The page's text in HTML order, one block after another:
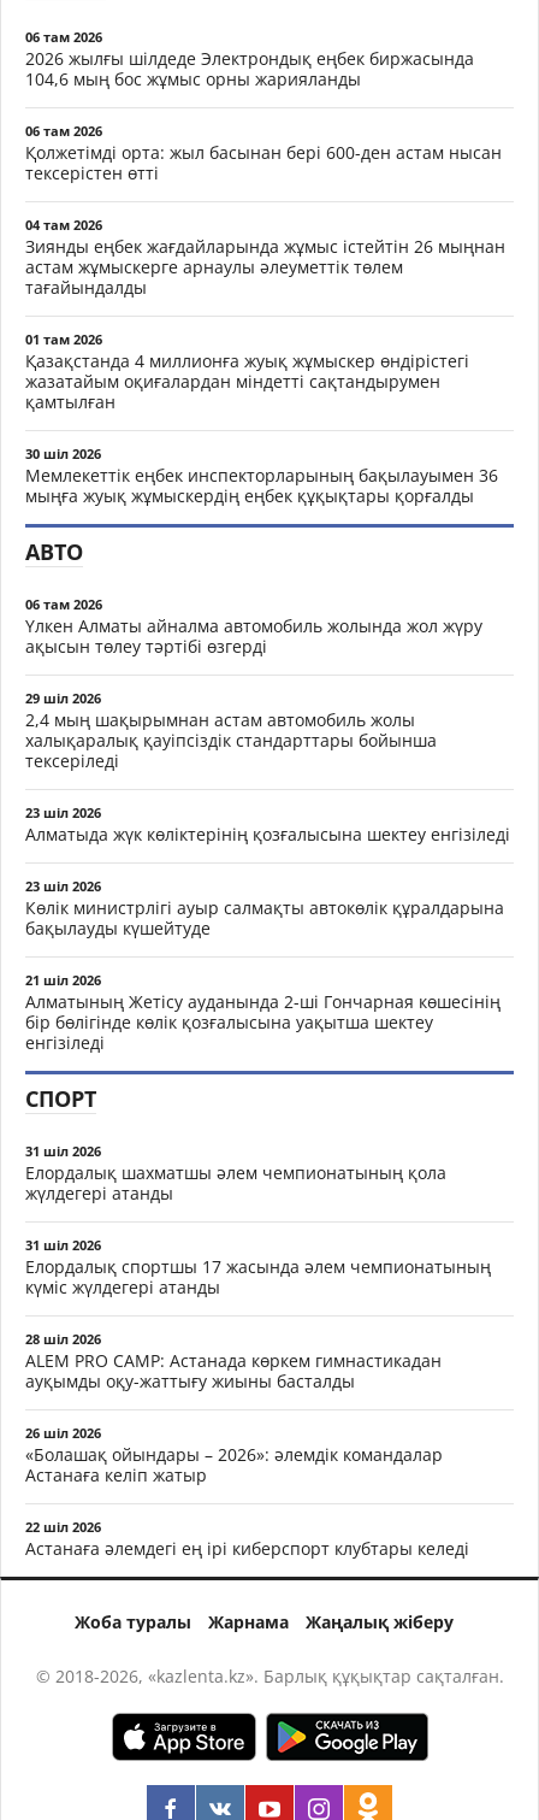
06 там 2026
2026 жылғы шілдеде Электрондық еңбек биржасында
104,6 мың бос жұмыс орны жарияланды
06 там 2026
Қолжетімді орта: жыл басынан бері 600-ден астам нысан
тексерістен өтті
04 там 2026
Зиянды еңбек жағдайларында жұмыс істейтін 26 мыңнан
астам жұмыскерге арнаулы әлеуметтік төлем
тағайындалды
01 там 2026
Қазақстанда 4 миллионға жуық жұмыскер өндірістегі
жазатайым оқиғалардан міндетті сақтандырумен
қамтылған
30 шіл 2026
Мемлекеттік еңбек инспекторларының бақылауымен 36
мыңға жуық жұмыскердің еңбек құқықтары қорғалды
АВТО
06 там 2026
Үлкен Алматы айналма автомобиль жолында жол жүру
ақысын төлеу тәртібі өзгерді
29 шіл 2026
2,4 мың шақырымнан астам автомобиль жолы
халықаралық қауіпсіздік стандарттары бойынша
тексеріледі
23 шіл 2026
Алматыда жүк көліктерінің қозғалысына шектеу енгізіледі
23 шіл 2026
Көлік министрлігі ауыр салмақты автокөлік құралдарына
бақылауды күшейтуде
21 шіл 2026
Алматының Жетісу ауданында 2-ші Гончарная көшесінің
бір бөлігінде көлік қозғалысына уақытша шектеу
енгізіледі
СПОРТ
31 шіл 2026
Елордалық шахматшы әлем чемпионатының қола
жүлдегері атанды
31 шіл 2026
Елордалық спортшы 17 жасында әлем чемпионатының
күміс жүлдегері атанды
28 шіл 2026
ALEM PRO CAMP: Астанада көркем гимнастикадан
ауқымды оқу-жаттығу жиыны басталды
26 шіл 2026
«Болашақ ойындары – 2026»: әлемдік командалар
Астанаға келіп жатыр
22 шіл 2026
Астанаға әлемдегі ең ірі киберспорт клубтары келеді
Жоба туралы Жарнама Жаңалық жіберу
© 2018-2026, «kazlenta.kz». Барлық құқықтар сақталған.